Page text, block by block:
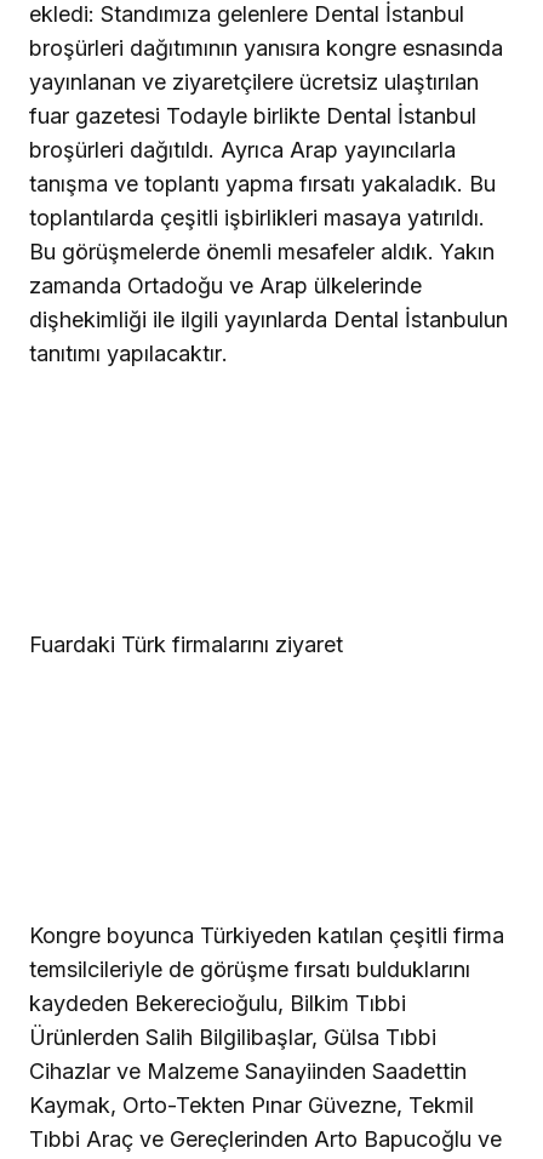
ekledi: Standımıza gelenlere Dental İstanbul
broşürleri dağıtımının yanısıra kongre esnasında
yayınlanan ve ziyaretçilere ücretsiz ulaştırılan
fuar gazetesi Todayle birlikte Dental İstanbul
broşürleri dağıtıldı. Ayrıca Arap yayıncılarla
tanışma ve toplantı yapma fırsatı yakaladık. Bu
toplantılarda çeşitli işbirlikleri masaya yatırıldı.
Bu görüşmelerde önemli mesafeler aldık. Yakın
zamanda Ortadoğu ve Arap ülkelerinde
dişhekimliği ile ilgili yayınlarda Dental İstanbulun
tanıtımı yapılacaktır.
Fuardaki Türk firmalarını ziyaret
Kongre boyunca Türkiyeden katılan çeşitli firma
temsilcileriyle de görüşme fırsatı bulduklarını
kaydeden Bekerecioğulu, Bilkim Tıbbi
Ürünlerden Salih Bilgilibaşlar, Gülsa Tıbbi
Cihazlar ve Malzeme Sanayiinden Saadettin
Kaymak, Orto-Tekten Pınar Güvezne, Tekmil
Tıbbi Araç ve Gereçlerinden Arto Bapucoğlu ve